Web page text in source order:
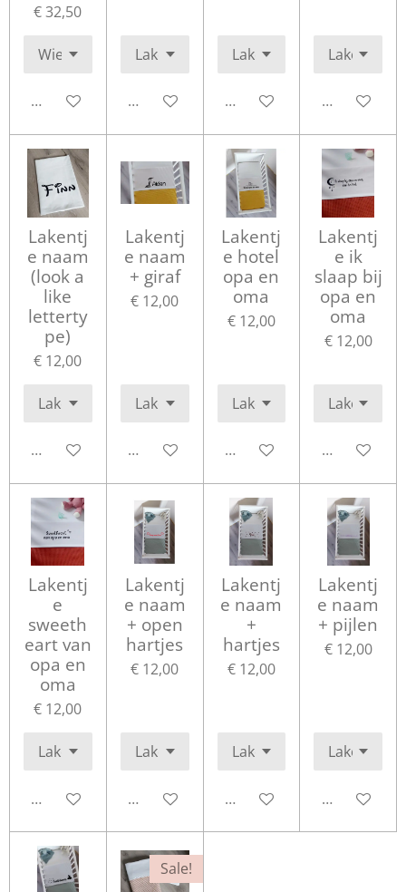
€ 32,50
Bekijk details Bekijk details Bekijk details Bekijk
Lakentj
e naam
(look a
like
letterty
pe)
€ 12,00
Bekijk details
Lakentj
e naam
+ giraf
€ 12,00
Bekijk details
Lakentj
e hotel
opa en
oma
€ 12,00
Bekijk details
Lakentj
e ik
slaap bij
opa en
oma
€ 12,00
Bekijk
Lakentj
e
sweeth
eart van
opa en
oma
€ 12,00
Bekijk details
Lakentj
e naam
+ open
hartjes
€ 12,00
Bekijk details
Lakentj
e naam
+
hartjes
€ 12,00
Bekijk details
Lakentj
e naam
+ pijlen
€ 12,00
Bekijk
Sale!